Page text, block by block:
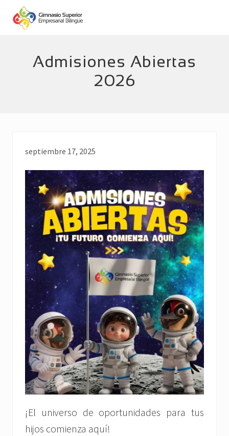
Admisiones Abiertas
2026
septiembre 17, 2025
¡El universo de oportunidades para tus
hijos comienza aquí!